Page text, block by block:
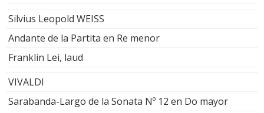
Silvius Leopold WEISS
Andante de la Partita en Re menor
Franklin Lei, laud
VIVALDI
Sarabanda-Largo de la Sonata Nº 12 en Do mayor